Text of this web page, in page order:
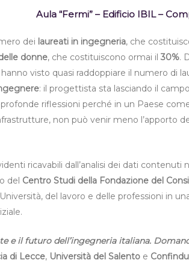
Aula “Fermi” – Edificio IBIL –
dei laureati in ingegneria, che
donne, che costituiscono ormai il 30%.
visto quasi raddoppiare il numero di
: il progettista sta lasciando il campo
riflessioni perché in un Paese
non può venir meno l’apporto
ricavabili dall’analisi dei dati contenuti
del Centro Studi della Fondazione del
del lavoro e delle professioni in
e il futuro dell’ingegneria italiana.
di Lecce, Università del Salento e